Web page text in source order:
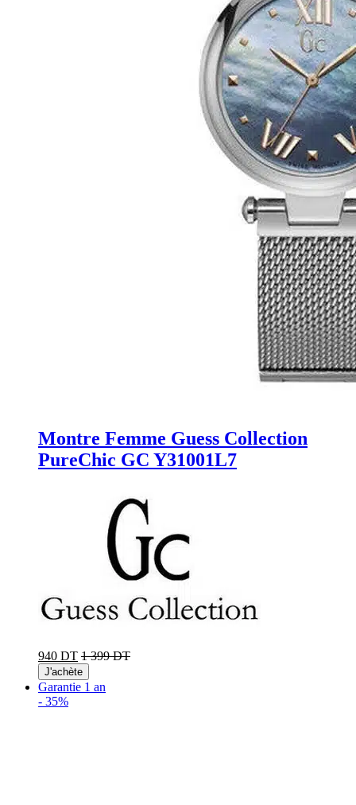
Montre Femme Guess Collection
PureChic GC Y31001L7
940 DT 1 399 DT
J'achète
Garantie 1 an
- 35%